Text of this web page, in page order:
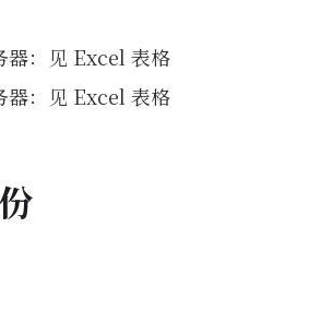
器：见 Excel 表格
器：见 Excel 表格